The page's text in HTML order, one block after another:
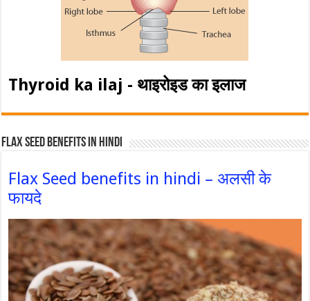
Thyroid ka ilaj - थाइरोइड का इलाज
Flax Seed Benefits in hindi
Flax Seed benefits in hindi – अलसी के
फायदे